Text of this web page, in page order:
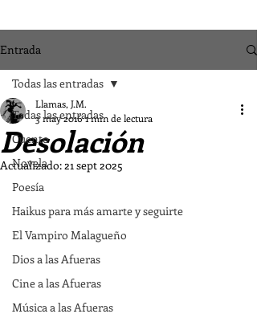
Entrada
Todas las entradas
Cuento
Novela
Poesía
Haikus para más amarte y seguirte
El Vampiro Malagueño
Dios a las Afueras
Cine a las Afueras
Música a las Afueras
Todas las entradas
Desolación
Llamas, J.M.
3 may 20161 min de lectura
Actualizado:21 sept 2025